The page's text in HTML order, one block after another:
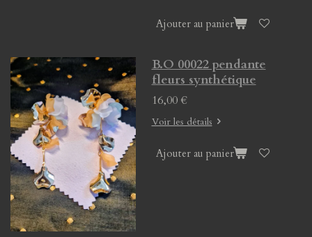
Ajouter au panier
B.O 00022 pendante
fleurs synthétique
16,00 €
Voir les détails
Ajouter au panier